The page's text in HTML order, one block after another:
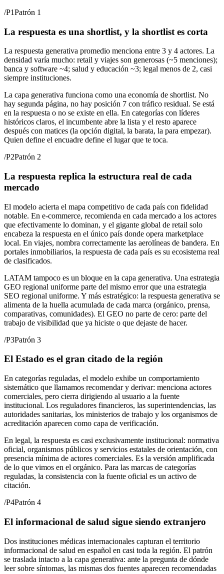
/P1Patrón 1
La respuesta es una shortlist, y la shortlist es corta
La respuesta generativa promedio menciona entre 3 y 4 actores. La
densidad varía mucho: retail y viajes son generosas (~5 menciones);
banca y software ~4; salud y educación ~3; legal menos de 2, casi
siempre instituciones.
La capa generativa funciona como una economía de shortlist. No
hay segunda página, no hay posición 7 con tráfico residual. Se está
en la respuesta o no se existe en ella. En categorías con líderes
históricos claros, el incumbente abre la lista y el resto aparece
después con matices (la opción digital, la barata, la para empezar).
Quien define el encuadre define el lugar que te toca.
/P2Patrón 2
La respuesta replica la estructura real de cada
mercado
El modelo acierta el mapa competitivo de cada país con fidelidad
notable. En e-commerce, recomienda en cada mercado a los actores
que efectivamente lo dominan, y el gigante global de retail solo
encabeza la respuesta en el único país donde opera marketplace
local. En viajes, nombra correctamente las aerolíneas de bandera. En
portales inmobiliarios, la respuesta de cada país es su ecosistema real
de clasificados.
LATAM tampoco es un bloque en la capa generativa. Una estrategia
GEO regional uniforme parte del mismo error que una estrategia
SEO regional uniforme. Y más estratégico: la respuesta generativa se
alimenta de la huella acumulada de cada marca (orgánico, prensa,
comparativas, comunidades). El GEO no parte de cero: parte del
trabajo de visibilidad que ya hiciste o que dejaste de hacer.
/P3Patrón 3
El Estado es el gran citado de la región
En categorías reguladas, el modelo exhibe un comportamiento
sistemático que llamamos recomendar y derivar: menciona actores
comerciales, pero cierra dirigiendo al usuario a la fuente
institucional. Los reguladores financieros, las superintendencias, las
autoridades sanitarias, los ministerios de trabajo y los organismos de
acreditación aparecen como capa de verificación.
En legal, la respuesta es casi exclusivamente institucional: normativa
oficial, organismos públicos y servicios estatales de orientación, con
presencia mínima de actores comerciales. Es la versión amplificada
de lo que vimos en el orgánico. Para las marcas de categorías
reguladas, la consistencia con la fuente oficial es un activo de
citación.
/P4Patrón 4
El informacional de salud sigue siendo extranjero
Dos instituciones médicas internacionales capturan el territorio
informacional de salud en español en casi toda la región. El patrón
se traslada intacto a la capa generativa: ante la pregunta de dónde
leer sobre síntomas, las mismas dos fuentes aparecen recomendadas